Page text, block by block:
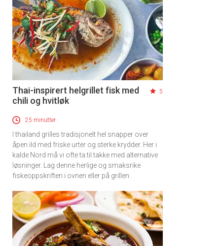
Thai-inspirert helgrillet fisk med
chili og hvitløk
5
25 minutter
I thailand grilles tradisjonelt hel snapper over
åpen ild med friske urter og sterke krydder. Her i
kalde Nord må vi ofte ta til takke med alternative
løsninger. Lag denne herlige og smaksrike
fiskeoppskriften i ovnen eller på grillen.